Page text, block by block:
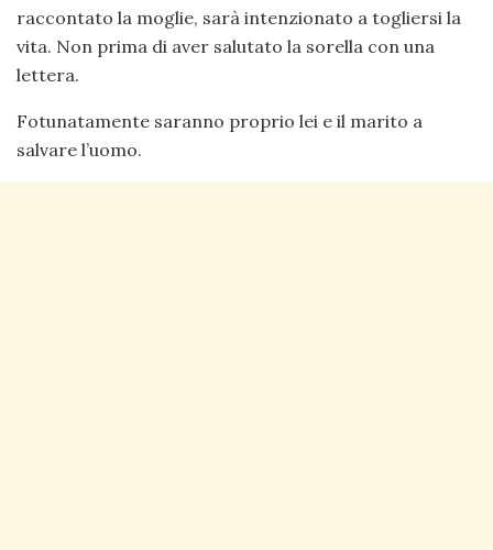
raccontato la moglie, sarà intenzionato a togliersi la
vita. Non prima di aver salutato la sorella con una
lettera.
Fotunatamente saranno proprio lei e il marito a
salvare l’uomo.